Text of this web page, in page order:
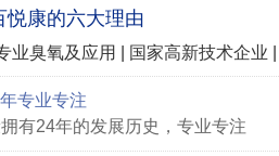
悦康的六大理由
业臭氧及应用 | 国家高新技术企业 |
专业专注
有24年的发展历史，专业专注